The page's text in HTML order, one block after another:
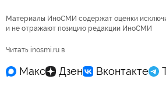
Материалы ИноСМИ содержат оценки
и не отражают позицию редакции ИноСМИ
Читать inosmi.ru в